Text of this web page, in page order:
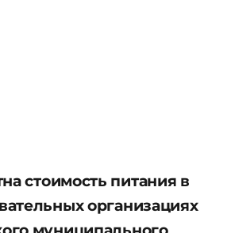
стоимость питания в
организациях